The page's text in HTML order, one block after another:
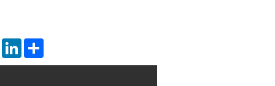
Pinterest
LinkedIn